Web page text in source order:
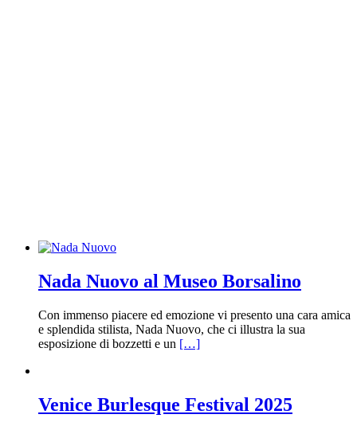
Nada Nuovo al Museo Borsalino
Con immenso piacere ed emozione vi presento una cara amica
e splendida stilista, Nada Nuovo, che ci illustra la sua
esposizione di bozzetti e un […]
Venice Burlesque Festival 2025